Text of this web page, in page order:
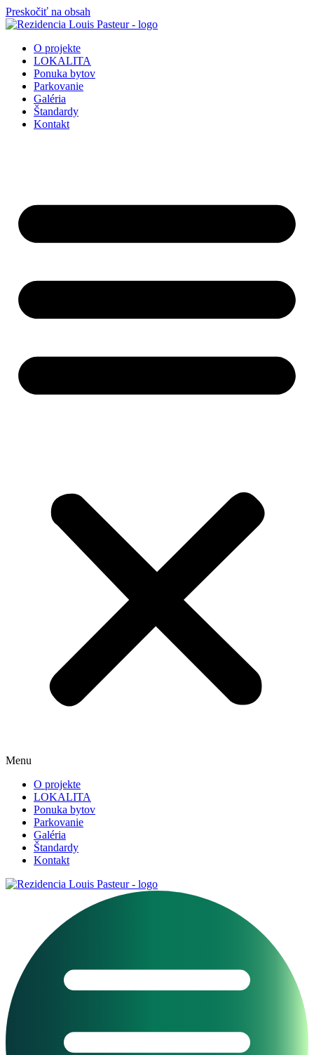
Preskočiť na obsah
O projekte
LOKALITA
Ponuka bytov
Parkovanie
Galéria
Štandardy
Kontakt
Menu
O projekte
LOKALITA
Ponuka bytov
Parkovanie
Galéria
Štandardy
Kontakt